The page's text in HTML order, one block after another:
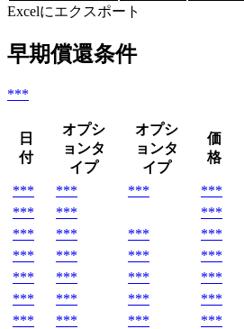
Excelにエクスポート
早期償還条件
***
日
付
オプシ
ョンタ
イプ
オプシ
ョンタ
イプ
価
格
***
*** *** ***
***
*** ***
***
*** *** ***
***
*** *** ***
***
*** *** ***
***
*** *** ***
***
*** *** ***